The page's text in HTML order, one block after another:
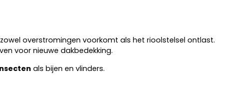
overstromingen voorkomt als het rioolstelsel ontlast.
voor nieuwe dakbedekking.
als bijen en vlinders.